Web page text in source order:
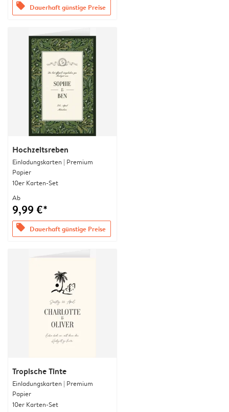
offers Dauerhaft günstige Preise
Hochzeitsreben
Einladungskarten | Premium
Papier
10er Karten-Set
Ab
9,99 €*
offers Dauerhaft günstige Preise
Tropische Tinte
Einladungskarten | Premium
Papier
10er Karten-Set